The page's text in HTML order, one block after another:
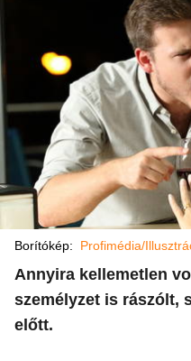
Borítókép: Profimédia/
Annyira kellemetlen
személyzet is rászólt,
előtt.